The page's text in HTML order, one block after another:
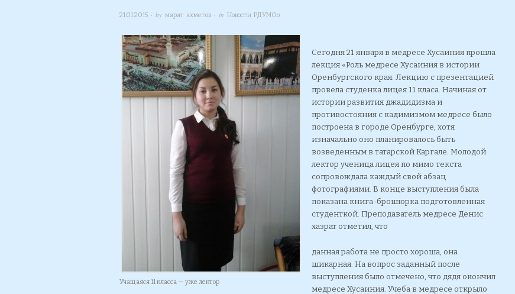
21.01.2015 · by марат ахметов · in Новости РДУМОо
Учащаяся 11 класса — уже лектор
Сегодня 21 января в медресе Хусаиния прошла
лекция «Роль медресе Хусаиния в истории
Оренбургского края. Лекцию с презентацией
провела студенка лицея 11 класа. Начиная от
истории развития джадидизма и
противостояния с кадимизмом медресе было
построена в городе Оренбурге, хотя
изначально оно планировалось быть
возведенным в татарской Каргале. Молодой
лектор ученица лицея по мимо текста
сопровождала каждый свой абзац
фотографиями. В конце выступления была
показана книга-брошюрка подготовленная
студенткой. Преподаватель медресе Денис
хазрат отметил, что
данная работа не просто хороша, она
шикарная. На вопрос заданный после
выступления было отмечено, что дядя окончил
медресе Хусаиния. Учеба в медресе открыло